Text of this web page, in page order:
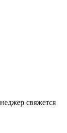
свяжется